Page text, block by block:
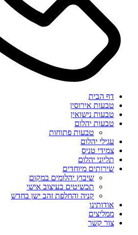
דף הבית
טבעות אירוסין
טבעות נישואין
טבעות יהלום
טבעות פתוחות
עגילי יהלום
צמידי טניס
תליוני יהלום
שירותים מיוחדים
שיבוץ יהלומים במקום
תכשיטים בעיצוב אישי
קניה והחלפת זהב ישן בחדש
אודותינו
ממליצים
צור קשר